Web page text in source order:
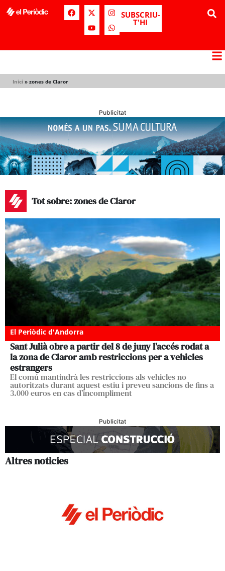
SUBSCRIU-
T'HI
Inici » zones de Claror
Publicitat
Tot sobre: zones de Claror
El Periòdic d'Andorra
Sant Julià obre a partir del 8 de juny l’accés rodat a
la zona de Claror amb restriccions per a vehicles
estrangers
El comú mantindrà les restriccions als vehicles no
autoritzats durant aquest estiu i preveu sancions de fins a
3.000 euros en cas d’incompliment
Publicitat
Altres noticies